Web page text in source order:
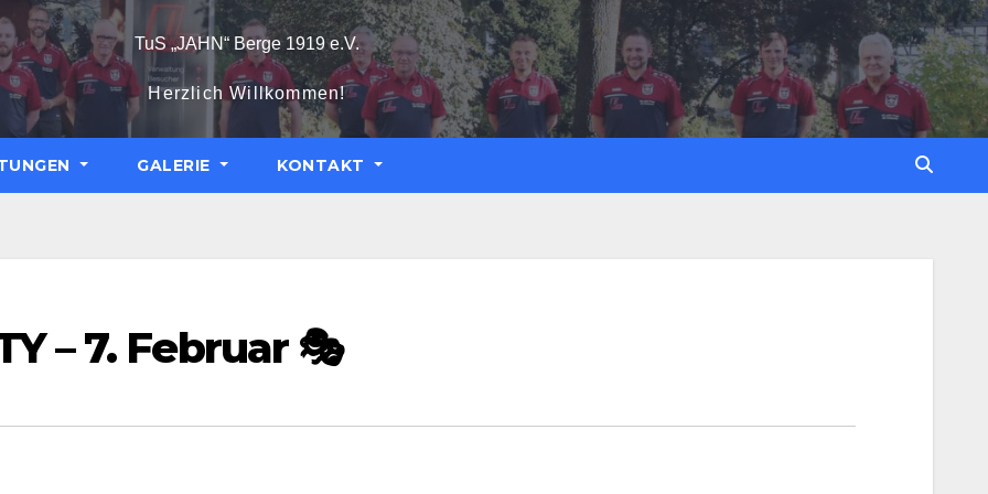
TuS „JAHN“ Berge 1919 e.V.
Herzlich Willkommen!
GALERIE KONTAKT
– 7. Februar 🎭